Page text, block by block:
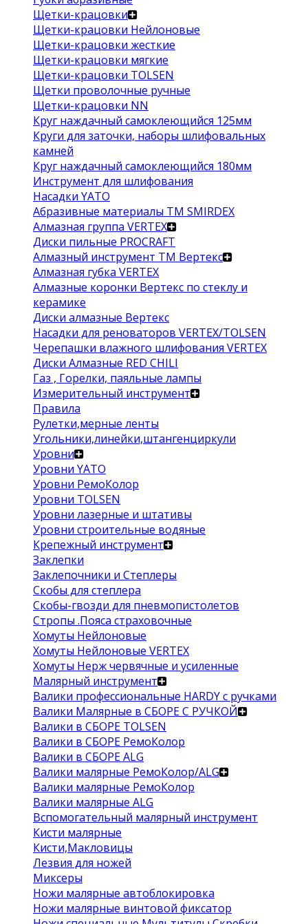
Щетки-крацовки
Щетки-крацовки Нейлоновые
Щетки-крацовки жесткие
Щетки-крацовки мягкие
Щетки-крацовки TOLSEN
Щетки проволочные ручные
Щетки-крацовки NN
Круг наждачный самоклеющийся 125мм
Круги для заточки, наборы шлифовальных
камней
Круг наждачный самоклеющийся 180мм
Инструмент для шлифования
Насадки YATO
Абразивные материалы ТМ SMIRDEX
Алмазная группа VERTEX
Диски пильные PROCRAFT
Алмазный инструмент ТМ Вертекс
Алмазная губка VERTEX
Алмазные коронки Вертекс по стеклу и
керамике
Диски алмазные Вертекс
Насадки для реноваторов VERTEX/TOLSEN
Черепашки влажного шлифования VERTEX
Диски Алмазные RED CHILI
Газ , Горелки, паяльные лампы
Измерительный инструмент
Правила
Рулетки,мерные ленты
Угольники,линейки,штангенциркули
Уровни
Уровни YATO
Уровни РемоКолор
Уровни TOLSEN
Уровни лазерные и штативы
Уровни строительные водяные
Крепежный инструмент
Заклепки
Заклепочники и Степлеры
Скобы для степлера
Скобы-гвозди для пневмопистолетов
Стропы .Пояса страховочные
Хомуты Нейлоновые
Хомуты Нейлоновые VERTEX
Хомуты Нерж червячные и усиленные
Малярный инструмент
Валики профессиональные HARDY с ручками
Валики Малярные в СБОРЕ С РУЧКОЙ
Валики в СБОРЕ TOLSEN
Валики в СБОРЕ РемоКолор
Валики в СБОРЕ ALG
Валики малярные РемоКолор/ALG
Валики малярные РемоКолор
Валики малярные ALG
Вспомогательный малярный инструмент
Кисти малярные
Кисти,Макловицы
Лезвия для ножей
Миксеры
Ножи малярные автоблокировка
Ножи малярные винтовой фиксатор